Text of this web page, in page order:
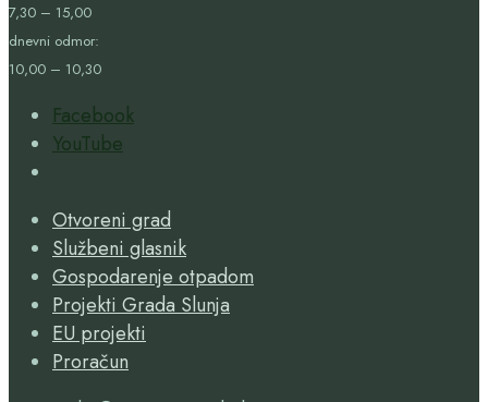
7,30 – 15,00
dnevni odmor:
10,00 – 10,30
Facebook
YouTube
Window
Otvoreni grad
Službeni glasnik
Gospodarenje otpadom
Projekti Grada Slunja
EU projekti
Proračun